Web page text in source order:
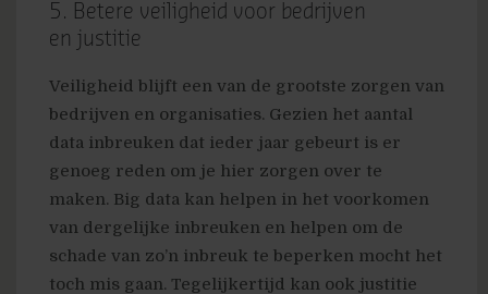
5. Betere veiligheid voor bedrijven
en justitie
Veiligheid blijft een van de grootste zorgen van
bedrijven en organisaties. Gezien het aantal
data inbreuken dat ieder jaar gebeurt is er
genoeg reden om je hier zorgen over te
maken. Big data kan helpen in het voorkomen
van dergelijke inbreuken en helpen om de
schade van zo’n inbreuk te beperken mocht het
toch mis gaan. Tegelijkertijd kan ook justitie